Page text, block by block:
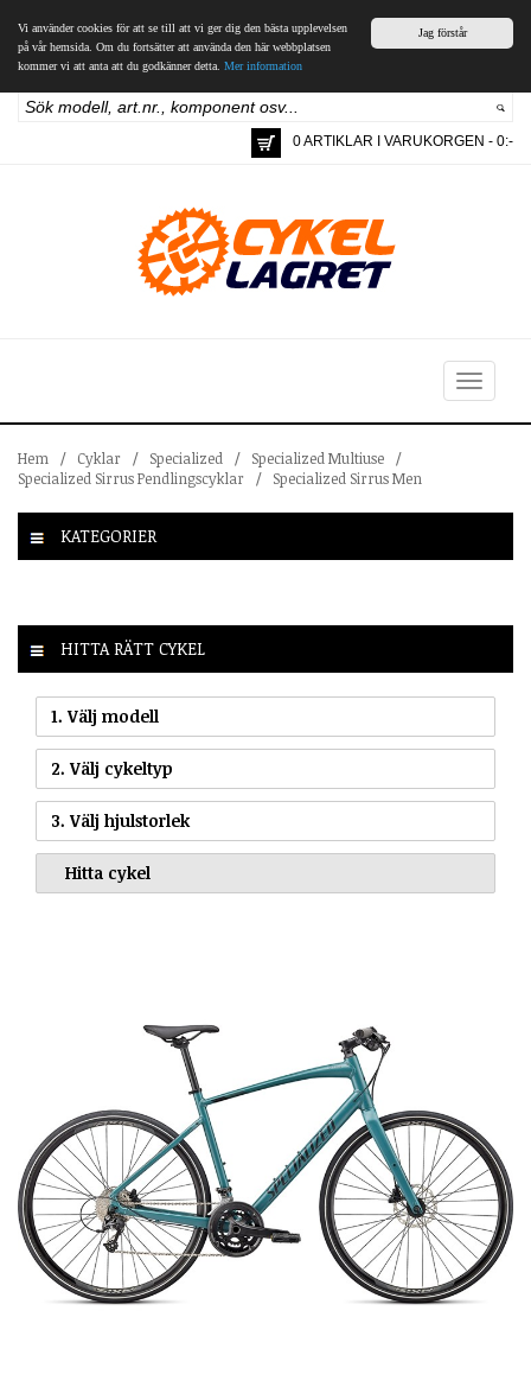
Jag förstår
Vi använder cookies för att se till att vi ger dig den bästa upplevelsen
på vår hemsida. Om du fortsätter att använda den här webbplatsen
kommer vi att anta att du godkänner detta. Mer information
0 ARTIKLAR I VARUKORGEN - 0:-
Toggle
navigation
Hem / Cyklar / Specialized / Specialized Multiuse
/
Specialized Sirrus Pendlingscyklar
/ Specialized Sirrus Men
KATEGORIER
HITTA RÄTT CYKEL
1. Välj modell
2. Välj cykeltyp
3. Välj hjulstorlek